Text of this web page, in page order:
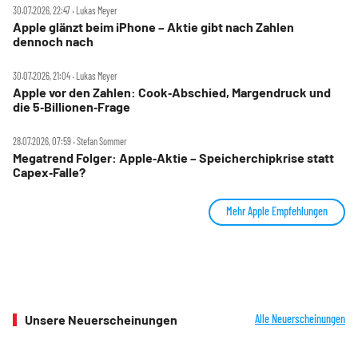
30.07.2026, 22:47 ‧ Lukas Meyer
Apple glänzt beim iPhone – Aktie gibt nach Zahlen
dennoch nach
30.07.2026, 21:04 ‧ Lukas Meyer
Apple vor den Zahlen: Cook‑Abschied, Margendruck und
die 5‑Billionen‑Frage
28.07.2026, 07:59 ‧ Stefan Sommer
Megatrend Folger: Apple‑Aktie – Speicherchipkrise statt
Capex‑Falle?
Mehr Apple Empfehlungen
Unsere Neuerscheinungen Alle Neuerscheinungen